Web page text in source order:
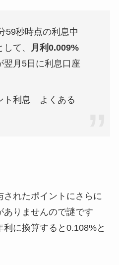
59秒時点の利息中
て、
月利0.009%
翌月5日に利息口座
ト利息 よくある
れたポイントにさらに
りませんので謎です
に換算すると0.108%と